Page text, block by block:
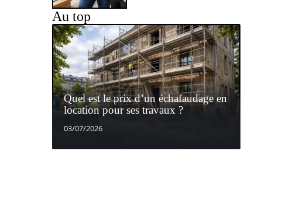
Au top
Quel est le prix d’un échafaudage en
location pour ses travaux ?
03/07/2026